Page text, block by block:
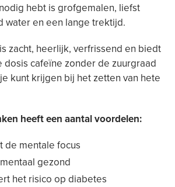
hebt is grofgemalen, liefst
water en een lange trektijd.
zacht, heerlijk, verfrissend en biedt
cafeïne zonder de zuurgraad
kunt krijgen bij het zetten van hete
heeft een aantal voordelen:
de mentale focus
gezond
het risico op diabetes